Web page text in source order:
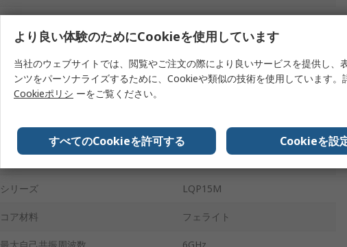
高さ 0.35mm
許容差 ±0.05nH
シリーズ LQP15M
コア材料 フェライト
より良い体験のためにCookieを使用しています
当社のウェブサイトでは、閲覧やご注文の際により良いサービスを提供し、
ンツをパーソナライズするために、Cookieや類似の技術を使用しています。
Cookieポリシ ーをご覧ください。
すべてのCookieを許可する Cookieを設